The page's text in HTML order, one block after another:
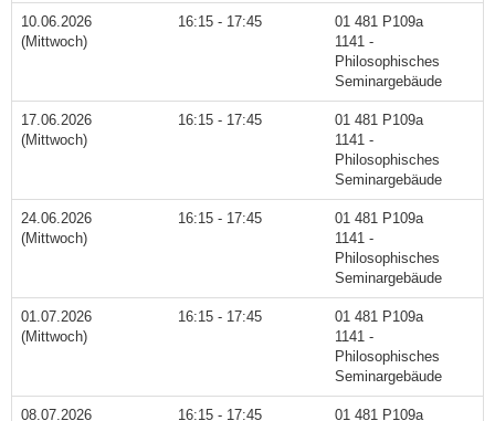
10.06.2026
(Mittwoch)
16:15 - 17:45
01 481 P109a
1141 -
Philosophisches
Seminargebäude
17.06.2026
(Mittwoch)
16:15 - 17:45
01 481 P109a
1141 -
Philosophisches
Seminargebäude
24.06.2026
(Mittwoch)
16:15 - 17:45
01 481 P109a
1141 -
Philosophisches
Seminargebäude
01.07.2026
(Mittwoch)
16:15 - 17:45
01 481 P109a
1141 -
Philosophisches
Seminargebäude
08.07.2026 16:15 - 17:45 01 481 P109a